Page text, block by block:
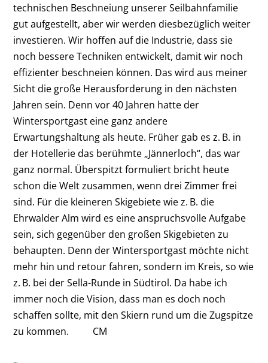
technischen Beschneiung unserer Seilbahnfamilie
gut aufgestellt, aber wir werden diesbezüglich weiter
investieren. Wir hoffen auf die Industrie, dass sie
noch bessere Techniken entwickelt, damit wir noch
effizienter beschneien können. Das wird aus meiner
Sicht die große Herausforderung in den nächsten
Jahren sein. Denn vor 40 Jahren hatte der
Wintersportgast eine ganz andere
Erwartungshaltung als heute. Früher gab es z. B. in
der Hotellerie das berühmte „Jännerloch“, das war
ganz normal. Überspitzt formuliert bricht heute
schon die Welt zusammen, wenn drei Zimmer frei
sind. Für die kleineren Skigebiete wie z. B. die
Ehrwalder Alm wird es eine anspruchsvolle Aufgabe
sein, sich gegenüber den großen Skigebieten zu
behaupten. Denn der Wintersportgast möchte nicht
mehr hin und retour fahren, sondern im Kreis, so wie
z. B. bei der Sella-Runde in Südtirol. Da habe ich
immer noch die Vision, dass man es doch noch
schaffen sollte, mit den Skiern rund um die Zugspitze
zu kommen. CM